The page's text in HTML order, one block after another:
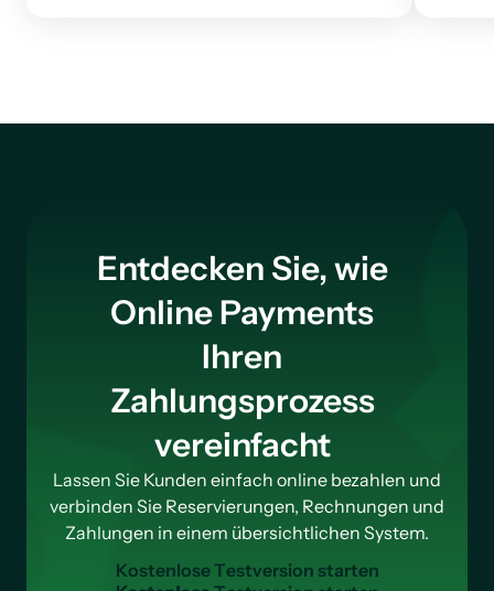
Entdecken Sie, wie
Online Payments
Ihren
Zahlungsprozess
vereinfacht
Lassen Sie Kunden einfach online bezahlen und
verbinden Sie Reservierungen, Rechnungen und
Zahlungen in einem übersichtlichen System.
KostenloseTestversion starten